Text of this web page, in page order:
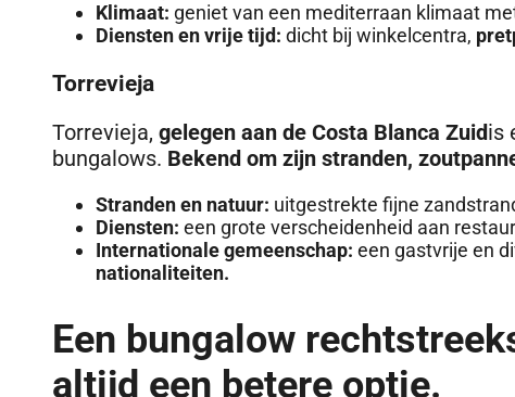
Klimaat: geniet van een mediterraan klimaat
Diensten en vrije tijd: dicht bij winkelcentra,
Torrevieja
Torrevieja, gelegen aan de Costa Blanca Zuidis
bungalows. Bekend om zijn stranden,
Stranden en natuur: uitgestrekte fijne
Diensten: een grote verscheidenheid aan
Internationale gemeenschap: een gastvrije en
nationaliteiten.
Een bungalow
altijd een betere optie.